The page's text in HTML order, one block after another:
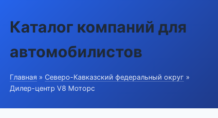
Каталог компаний для
автомобилистов
Главная » Северо-Кавказский федеральный округ »
Дилер-центр V8 Моторс